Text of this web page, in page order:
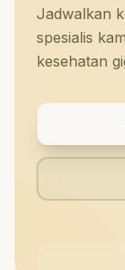
Jadwalkan
spesialis
kesehatan